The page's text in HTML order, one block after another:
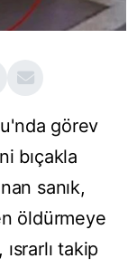
görev
bıçakla
sanık,
öldürmeye
takip